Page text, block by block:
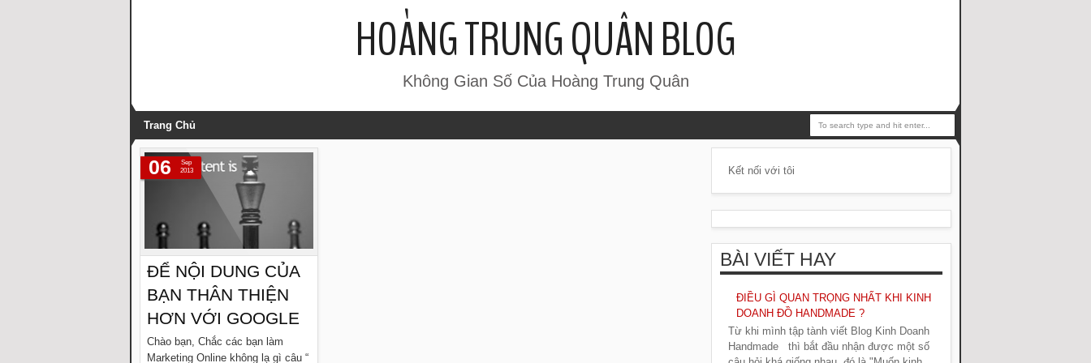
HOÀNG TRUNG QUÂN BLOG
Không Gian Số Của Hoàng Trung Quân
Trang Chủ
ĐỂ NỘI DUNG CỦA
BẠN THÂN THIỆN
HƠN VỚI GOOGLE
Chào bạn, Chắc các bạn làm
Marketing Online không lạ gì câu “
06
Sep
2013
Kết nối với tôi
BÀI VIẾT HAY
ĐIỀU GÌ QUAN TRỌNG NHẤT KHI KINH
DOANH ĐỒ HANDMADE ?
Từ khi mình tập tành viết Blog Kinh Doanh
Handmade thì bắt đầu nhận được một số